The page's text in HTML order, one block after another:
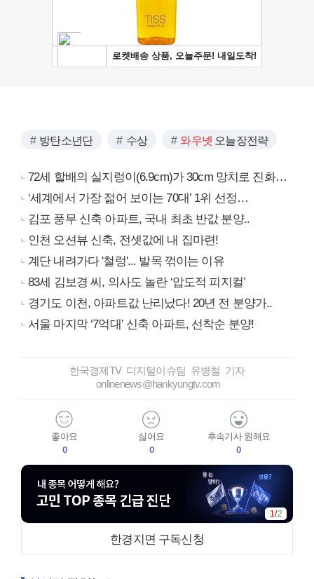
방탄소년단 수상 와우넷 오늘장전략
72세 할배의 실지렁이(6.9cm)가 30cm 망치로 진화…
‘세계에서 가장 젊어 보이는 70대’ 1위 선정…
김포 풍무 신축 아파트, 국내 최초 반값 분양..
인천 오션뷰 신축, 전셋값에 내 집마련!
계단 내려가다 '철렁'... 발목 꺾이는 이유
83세 김보경 씨, 의사도 놀란 ‘압도적 피지컬’
경기도 이천, 아파트값 난리났다! 20년 전 분양가..
서울 마지막 ‘7억대’ 신축 아파트, 선착순 분양!
한국경제TV 디지털이슈팀 유병철 기자
onlinenews@hankyungtv.com
좋아요
0
싫어요
0
후속기사 원해요
0
2 /2
한경지면 구독신청